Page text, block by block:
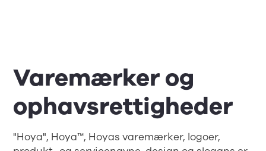
Varemærker og
ophavsrettigheder
"Hoya", Hoya™, Hoyas varemærker, logoer,